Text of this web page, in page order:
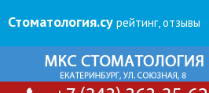
Стоматология.су рейтинг, отзывы